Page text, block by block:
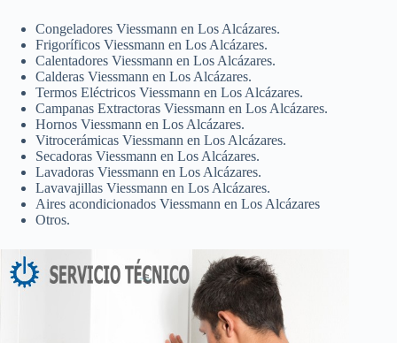
Congeladores Viessmann en Los Alcázares.
Frigoríficos Viessmann en Los Alcázares.
Calentadores Viessmann en Los Alcázares.
Calderas Viessmann en Los Alcázares.
Termos Eléctricos Viessmann en Los Alcázares.
Campanas Extractoras Viessmann en Los Alcázares.
Hornos Viessmann en Los Alcázares.
Vitrocerámicas Viessmann en Los Alcázares.
Secadoras Viessmann en Los Alcázares.
Lavadoras Viessmann en Los Alcázares.
Lavavajillas Viessmann en Los Alcázares.
Aires acondicionados Viessmann en Los Alcázares
Otros.